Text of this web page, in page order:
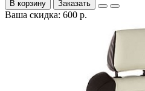
В корзину Заказать
Ваша скидка: 600 р.